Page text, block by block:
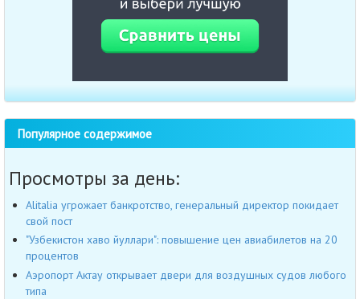
Популярное содержимое
Просмотры за день:
Alitalia угрожает банкротство, генеральный директор покидает
свой пост
"Узбекистон хаво йуллари": повышение цен авиабилетов на 20
процентов
Аэропорт Актау открывает двери для воздушных судов любого
типа